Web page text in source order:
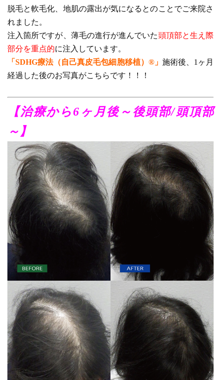
脱毛と軟毛化、地肌の露出が気になるとのことでご来院さ
れました。
注入箇所ですが、薄毛の進行が進んでいた頭頂部と生え際
部分を重点的に注入しています。
「SDHG療法（自己真皮毛包細胞移植）®」 施術後、1ヶ月
経過した後のお写真がこちらです！！！
【治療から6ヶ月後～後頭部/頭頂部
～】